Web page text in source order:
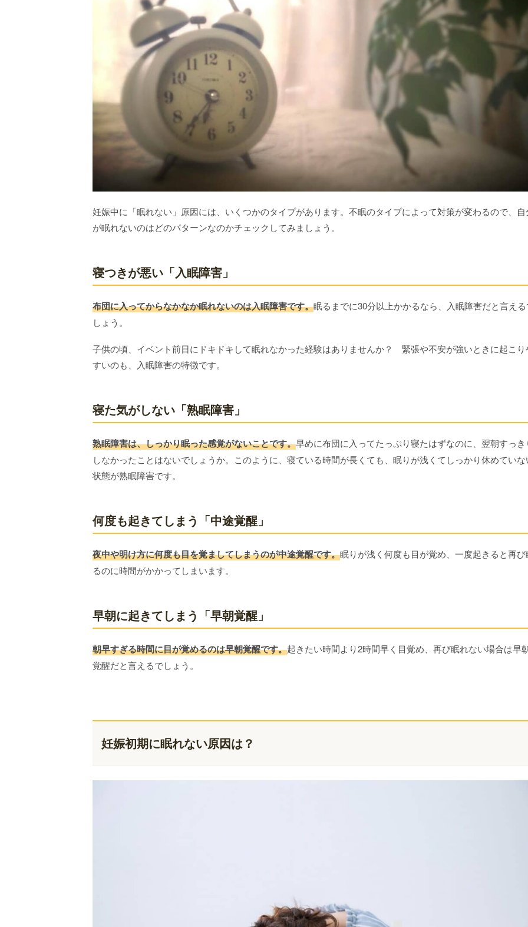
妊娠中に「眠れない」原因には、いくつかのタイプがあります。不眠のタイプによって対策が変わるので、自
が眠れないのはどのパターンなのかチェックしてみましょう。
寝つきが悪い「入眠障害」
布団に入ってからなかなか眠れないのは入眠障害です。眠るまでに30分以上かかるなら、入眠障害だと言え
しょう。
子供の頃、イベント前日にドキドキして眠れなかった経験はありませんか？ 緊張や不安が強いときに起こり
すいのも、入眠障害の特徴です。
寝た気がしない「熟眠障害」
熟眠障害は、しっかり眠った感覚がないことです。早めに布団に入ってたっぷり寝たはずなのに、翌朝すっき
しなかったことはないでしょうか。このように、寝ている時間が長くても、眠りが浅くてしっかり休めていな
状態が熟眠障害です。
何度も起きてしまう「中途覚醒」
夜中や明け方に何度も目を覚ましてしまうのが中途覚醒です。眠りが浅く何度も目が覚め、一度起きると再び
るのに時間がかかってしまいます。
早朝に起きてしまう「早朝覚醒」
朝早すぎる時間に目が覚めるのは早朝覚醒です。起きたい時間より2時間早く目覚め、再び眠れない場合は早
覚醒だと言えるでしょう。
妊娠初期に眠れない原因は？